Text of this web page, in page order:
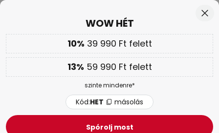
Csak
00N 20Ó 25P 46M
Továbbáakár 13 % kedvezmény!
Kód:HET másolás
WOW HÉT |Akár 70 %
Fekete led panel
WOW HÉT
10% 39 990 Ft felett
13% 59 990 Ft felett
szinte mindenre*
Kód:HET másolás
Spórolj most